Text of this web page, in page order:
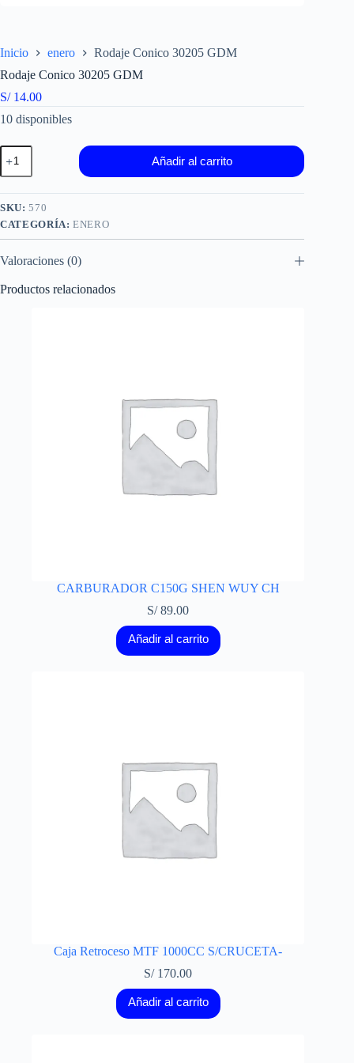
Inicio enero
Rodaje Conico 30205 GDM
Rodaje Conico 30205 GDM
S/14.00
10 disponibles
Rodaje
Conico
30205
GDM
cantidad
Añadir al carrito
SKU:570
CATEGORÍA:ENERO
Valoraciones (0)
Productos relacionados
CARBURADOR C150G SHEN WUY CH
S/89.00
Añadir al carrito
Caja Retroceso MTF 1000CC S/CRUCETA-
S/170.00
Añadir al carrito